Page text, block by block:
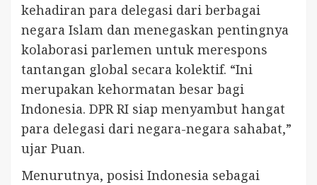
kehadiran para delegasi dari berbagai
negara Islam dan menegaskan pentingnya
kolaborasi parlemen untuk merespons
tantangan global secara kolektif. “Ini
merupakan kehormatan besar bagi
Indonesia. DPR RI siap menyambut hangat
para delegasi dari negara-negara sahabat,”
ujar Puan.
Menurutnya, posisi Indonesia sebagai